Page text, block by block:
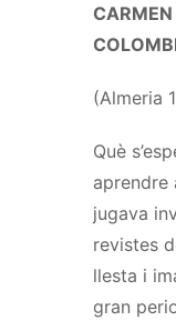
CARMEN
(Almeria
Què
aprendre
jugava
revistes
llesta i
gran